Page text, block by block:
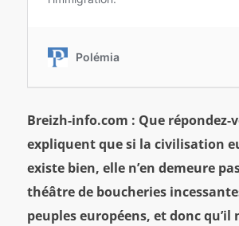
Breizh-info.com : Que répondez-
expliquent que si la civilisation
existe bien, elle n’en demeure
théâtre de boucheries
peuples européens, et donc qu’il